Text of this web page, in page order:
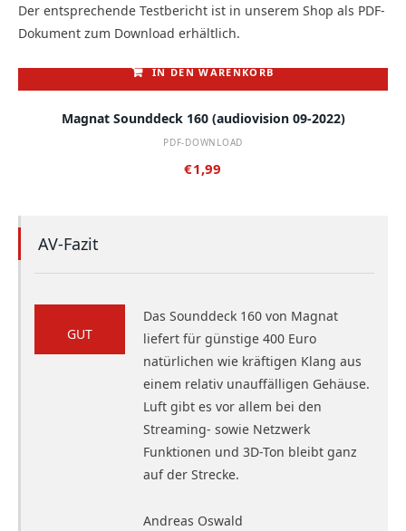
Der entsprechende Testbericht ist in unserem Shop als PDF-
Dokument zum Download erhältlich.
IN DEN WARENKORB
Magnat Sounddeck 160 (audiovision 09-2022)
PDF-DOWNLOAD
€1,99
AV-Fazit
GUT
Das Sounddeck 160 von Magnat
liefert für günstige 400 Euro
natürlichen wie kräftigen Klang aus
einem relativ unauffälligen Gehäuse.
Luft gibt es vor allem bei den
Streaming- sowie Netzwerk
Funktionen und 3D-Ton bleibt ganz
auf der Strecke.
Andreas Oswald